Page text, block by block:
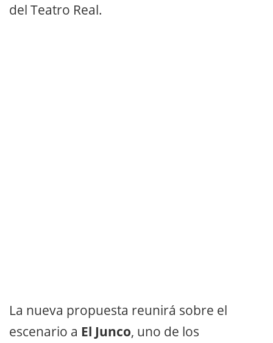
del Teatro Real.
La nueva propuesta reunirá sobre el
escenario a El Junco, uno de los